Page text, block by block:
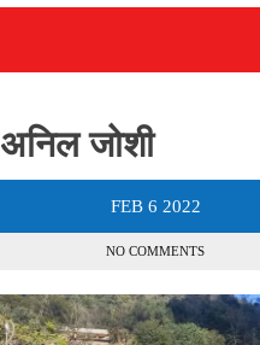
अनिल जोशी
FEB 6 2022
NO COMMENTS